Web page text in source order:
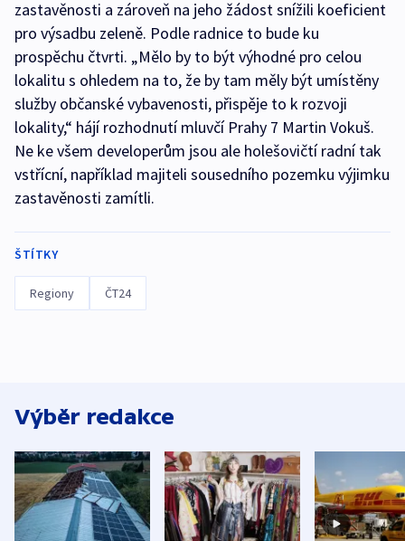
zastavěnosti a zároveň na jeho žádost snížili koeficient
pro výsadbu zeleně. Podle radnice to bude ku
prospěchu čtvrti. „Mělo by to být výhodné pro celou
lokalitu s ohledem na to, že by tam měly být umístěny
služby občanské vybavenosti, přispěje to k rozvoji
lokality,“ hájí rozhodnutí mluvčí Prahy 7 Martin Vokuš.
Ne ke všem developerům jsou ale holešovičtí radní tak
vstřícní, například majiteli sousedního pozemku výjimku
zastavěnosti zamítli.
ŠTÍTKY
Regiony ČT24
Výběr redakce